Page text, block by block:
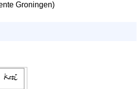
Groningen)